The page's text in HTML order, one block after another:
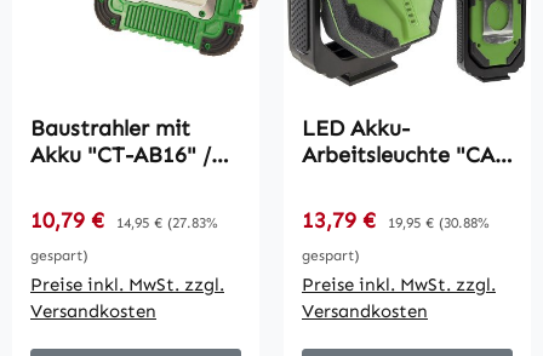
Baustrahler mit
Akku "CT-AB16" /
Ständer +
Magnethalter
Verkaufspreis:
10,79 € Regulärer Preis:
14,95 € (27.83%
gespart)
Preise inkl. MwSt. zzgl.
Versandkosten
LED Akku-
Arbeitsleuchte "CAL
Akku, Magnethalter,
15W, 1000lm
Verkaufspreis:
13,79 € Regulärer Preis:
19,95 € (30.88%
gespart)
Preise inkl. MwSt. zzgl.
Versandkosten